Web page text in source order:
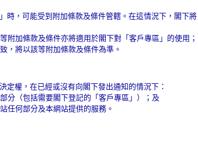
時，可能受到附加條款及條件管轄。在這情況下，閣下將
附加條款及條件亦將適用於閣下對「客戶專區」的使用；
，將以該等附加條款及條件為準。
定權，在已經或沒有向閣下發出通知的情況下：
分（包括需要閣下登記的「客戶專區」）；及
任何部分及本網站提供的服務。